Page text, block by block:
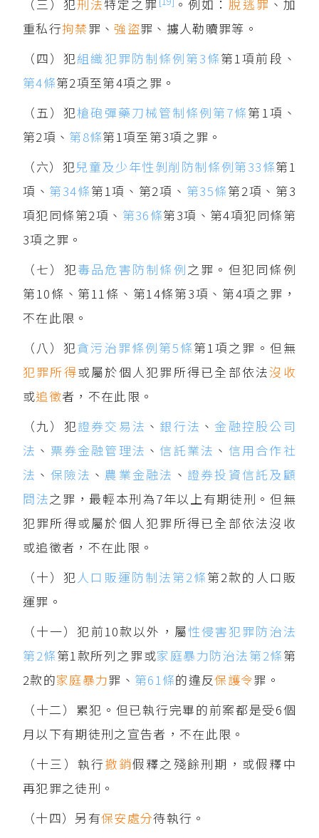
（三）犯刑法特定之罪 。例如： 脫逃罪 、加
重私行拘禁罪、 強盜罪、擄人勒贖罪等。
（四）犯組織犯罪防制條例第3條第1項前段、
第4條第2項至第4項之罪。
（五）犯槍砲彈藥刀械管制條例第7條第1項、
第2項、 第8條第1項至第3項之罪。
（六）犯兒童及少年性剝削防制條例第33條第1
項、 第34條第1項、第2項、 第35條第2項、第3
項犯同條第2項、 第36條第3項、第4項犯同條第
3項之罪。
（七）犯毒品危害防制條例之罪。但犯同條例
第10條、第11條、第14條第3項、第4項之罪，
不在此限。
（八）犯貪污治罪條例第5條第1項之罪。但無
犯罪所得或屬於個人犯罪所得已全部依法沒收
或追徵者，不在此限。
（九）犯證券交易法 、 銀行法 、 金融控股公司
法 、 票券金融管理法 、信託業法 、 信用合作社
法 、 保險法 、 農業金融法 、 證券投資信託及顧
問法之罪，最輕本刑為7年以上有期徒刑。但無
犯罪所得或屬於個人犯罪所得已全部依法沒收
或追徵者，不在此限。
（十）犯人口販運防制法第2條第2款的人口販
運罪。
（十一）犯前10款以外，屬性侵害犯罪防治法
第2條第1款所列之罪或家庭暴力防治法第2條第
2款的家庭暴力罪、 第61條的違反保護令罪。
（十二）累犯。但已執行完畢的前案都是受6個
月以下有期徒刑之宣告者，不在此限。
（十三）執行撤銷假釋之殘餘刑期，或假釋中
再犯罪之徒刑。
（十四）另有保安處分待執行。